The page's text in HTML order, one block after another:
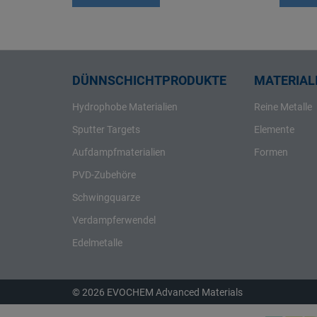
Rhenium
Rubidium
Ruthenium
Schwefel
Selen
Silber
Silicium
Strontium
Tantal
Terbium
Thallium
DÜNNSCHICHTPRODUKTE
Hydrophobe Materialien
Sputter Targets
Aufdampfmaterialien
PVD-Zubehöre
Schwingquarze
Verdampferwendel
Edelmetalle
Reine Metalle
Elemente
Formen
© 2026 EVOCHEM Advanced Materials